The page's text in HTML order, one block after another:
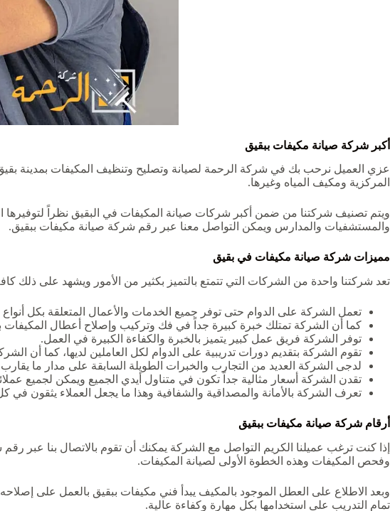
أكبر شركة صيانة مكيفات ببقيق
عزي العميل نرحب بك في شركة الرحمة لصيانة وتصليح وتنظيف المكيفات بمدينة
المركزية ومكيف المياه وغيرها.
ويتم تصنيف شركتنا من ضمن أكبر شركات صيانة المكيفات في البقيق نظراً لتوفيرها
والمستشفيات والمدارس ويمكن التواصل معنا عبر رقم شركة صيانة مكيفات ببقيق.
مميزات شركة صيانة مكيفات في بقيق
تعد شركتنا واحدة من الشركات التي تتمتع بالتميز بكثير من الأمور ويشهد على ذلك
تعمل الشركة على الدوام حتى توفر جميع الخدمات والأعمال المتعلقة بكل أنواع
كما أن الشركة تمتلك خبرة كبيرة جداً في فك وتركيب وإصلاح أعطال المكيفات
توفر الشركة فريق عمل كبير يتميز بالخبرة والكفاءة الكبيرة في العمل.
تقوم الشركة بتقديم دورات تدريبية على الدوام لكل العاملين لديها، كما أن
لدجى الشركة العديد من التجارب والخبرات الطويلة السابقة على مدار ما يقارب من 7 سنوات قضتها في العمل بهذا
تقدن الشركة أسعار مثالية جداً تكون في متناول أيدي الجميع ويمكن لجميع
تعرف الشركة بالأمانة والمصداقية والشفافية وهذا ما يجعل العملاء يثقون في
أرقام شركة صيانة مكيفات ببقيق
إذا كنت ترغب عميلنا الكريم التواصل مع الشركة يمكنك أن تقوم بالاتصال بنا عبر
وفحص المكيفات وهذه الخطوة الأولى لصيانة المكيفات.
وبعد الاطلاع على العطل الموجود بالمكيف يبدأ فني مكيفات ببقيق بالعمل على
تمام التدريب على استخدامها بكل مهارة وكفاءة عالية.